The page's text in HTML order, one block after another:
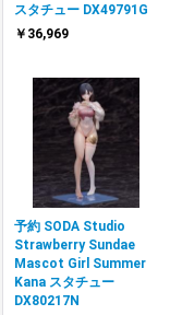
スタチュー DX49791G
￥36,969
予約 SODA Studio
Strawberry Sundae
Mascot Girl Summer
Kana スタチュー
DX80217N